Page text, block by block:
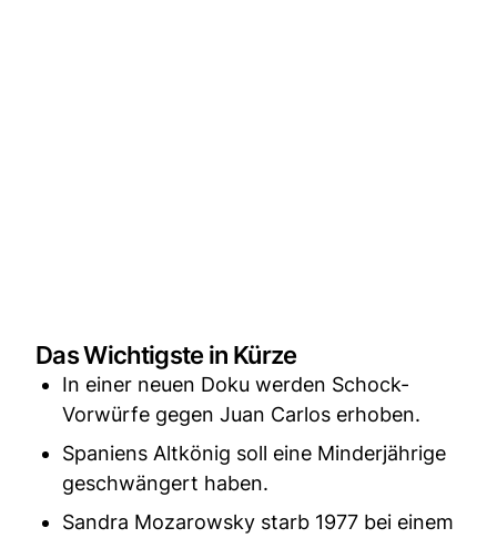
Das Wichtigste in Kürze
In einer neuen Doku werden Schock-
Vorwürfe gegen Juan Carlos erhoben.
Spaniens Altkönig soll eine Minderjährige
geschwängert haben.
Sandra Mozarowsky starb 1977 bei einem